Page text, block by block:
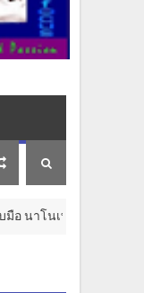
เทค สวทช. วางรากฐา